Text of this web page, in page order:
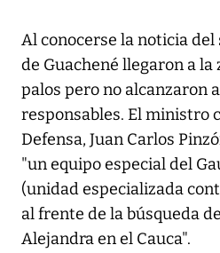
Al conocerse la noticia del
de Guachené llegaron a la
palos pero no alcanzaron
responsables. El ministro
Defensa, Juan Carlos
"un equipo especial del
(unidad especializada
al frente de la búsqueda
Alejandra en el Cauca".